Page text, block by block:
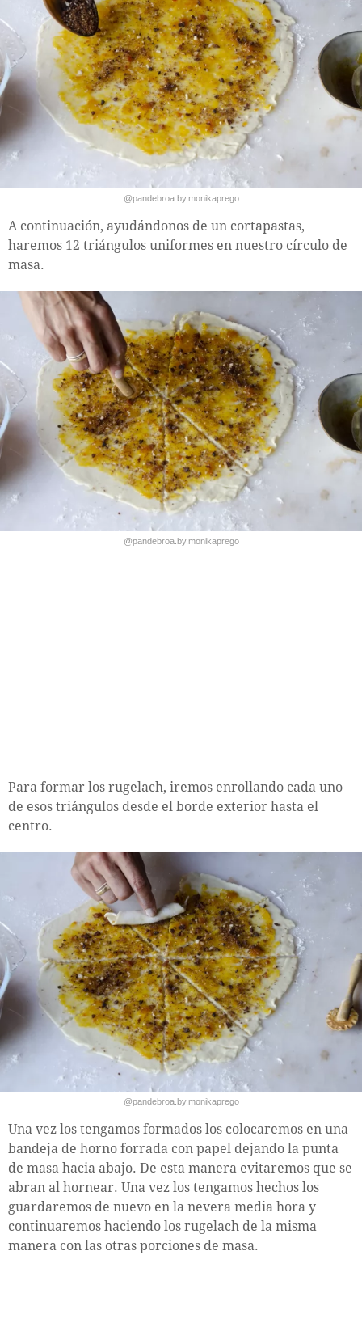
@pandebroa.by.monikaprego
A continuación, ayudándonos de un cortapastas,
haremos 12 triángulos uniformes en nuestro círculo de
masa.
@pandebroa.by.monikaprego
Para formar los rugelach, iremos enrollando cada uno
de esos triángulos desde el borde exterior hasta el
centro.
@pandebroa.by.monikaprego
Una vez los tengamos formados los colocaremos en una
bandeja de horno forrada con papel dejando la punta
de masa hacia abajo. De esta manera evitaremos que se
abran al hornear. Una vez los tengamos hechos los
guardaremos de nuevo en la nevera media hora y
continuaremos haciendo los rugelach de la misma
manera con las otras porciones de masa.